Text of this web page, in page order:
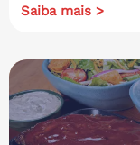
Saiba mais >